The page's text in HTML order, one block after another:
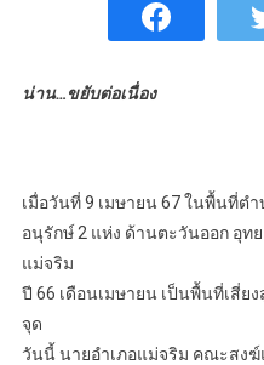
น่าน…ขยับต่อเนื่อง
เมื่อวันที่ 9 เมษายน 67 ในพื้นที่ต
อนุรักษ์ 2 แห่ง ด้านตะวันออก อุ
แม่จริม
ปี 66 เดือนเมษายน เป็นพื้นที่เสี่ยง
จุด
วันนี้ นายอำเภอแม่จริม คณะสง